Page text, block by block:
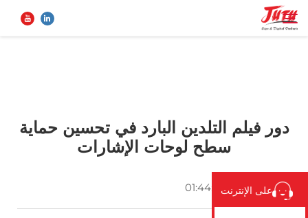
المنتجات
تطبيق
على الإنترنت
دور فيلم التلدين البارد في تحسين حماية
سطح لوحات الإشارات
2026-05-12 01:44:58